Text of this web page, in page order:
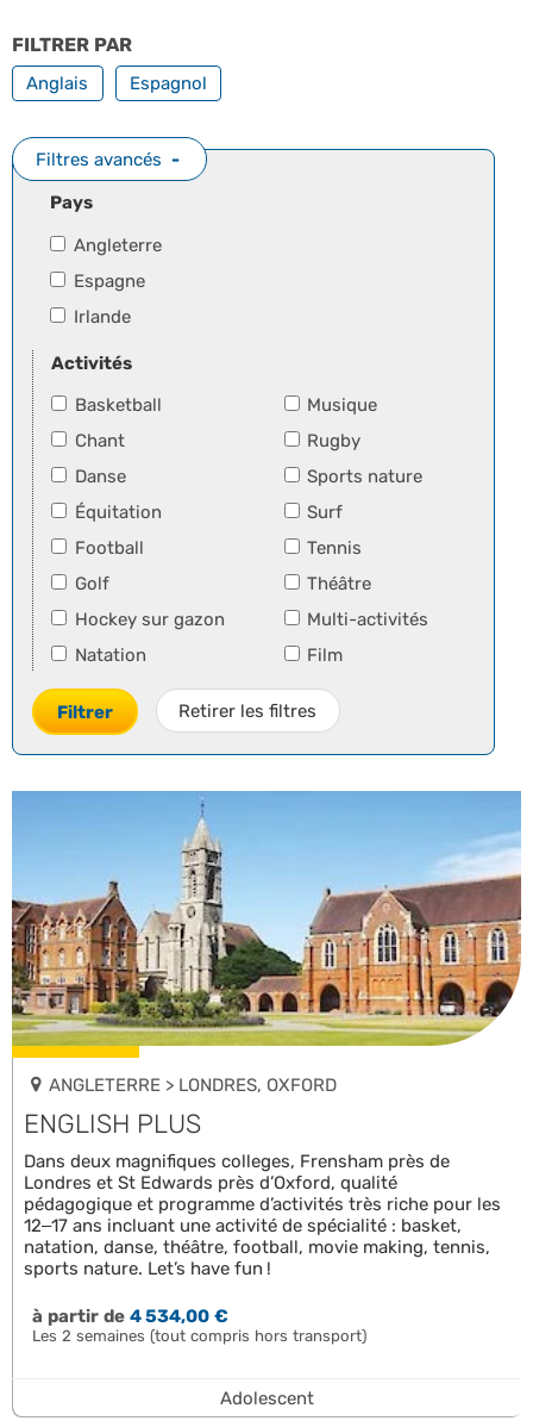
FILTRER PAR
Anglais Espagnol
Filtres avancés
Pays
Angleterre
Espagne
Irlande
Activités
Basketball
Chant
Danse
Équitation
Football
Golf
Hockey sur gazon
Natation
Musique
Rugby
Sports nature
Surf
Tennis
Théâtre
Multi-activités
Film
Filtrer Retirer les filtres
ANGLETERRE > LONDRES, OXFORD
ENGLISH PLUS
Dans deux magnifiques colleges, Frensham près de
Londres et St Edwards près d’Oxford, qualité
pédagogique et programme d’activités très riche pour les
12–17 ans incluant une activité de spécialité : basket,
natation, danse, théâtre, football, movie making, tennis,
sports nature. Let’s have fun !
à partir de4 534,00 €
Les 2 semaines (tout compris hors transport)
Adolescent